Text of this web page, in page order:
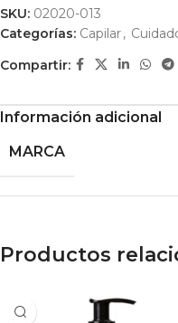
SKU: 02020-013
Categorías: Capilar,
Compartir:
Información adicional
MARCA
Productos